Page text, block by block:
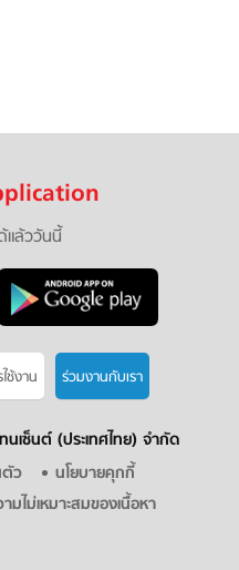
แล้ววันนี้
ช้งาน ร่วมงานกับเรา
เซ็นต์ (ประเทศไทย) จำกัด
ตัว
นโยบายคุกกี้
มไม่เหมาะสมของเนื้อหา